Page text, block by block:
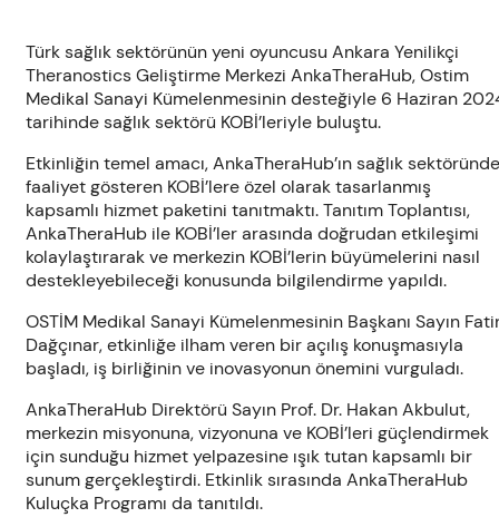
Türk sağlık sektörünün yeni oyuncusu Ankara Yenilikçi
Theranostics Geliştirme Merkezi AnkaTheraHub, Ostim
Medikal Sanayi Kümelenmesinin desteğiyle 6 Haziran
tarihinde sağlık sektörü KOBİ’leriyle buluştu.
Etkinliğin temel amacı, AnkaTheraHub’ın sağlık sektöründe
faaliyet gösteren KOBİ’lere özel olarak tasarlanmış
kapsamlı hizmet paketini tanıtmaktı. Tanıtım Toplantısı,
AnkaTheraHub ile KOBİ’ler arasında doğrudan etkileşimi
kolaylaştırarak ve merkezin KOBİ’lerin büyümelerini nasıl
destekleyebileceği konusunda bilgilendirme yapıldı.
OSTİM Medikal Sanayi Kümelenmesinin Başkanı Sayın
Dağçınar, etkinliğe ilham veren bir açılış konuşmasıyla
başladı, iş birliğinin ve inovasyonun önemini vurguladı.
AnkaTheraHub Direktörü Sayın Prof. Dr. Hakan Akbulut,
merkezin misyonuna, vizyonuna ve KOBİ’leri güçlendirmek
için sunduğu hizmet yelpazesine ışık tutan kapsamlı bir
sunum gerçekleştirdi. Etkinlik sırasında AnkaTheraHub
Kuluçka Programı da tanıtıldı.